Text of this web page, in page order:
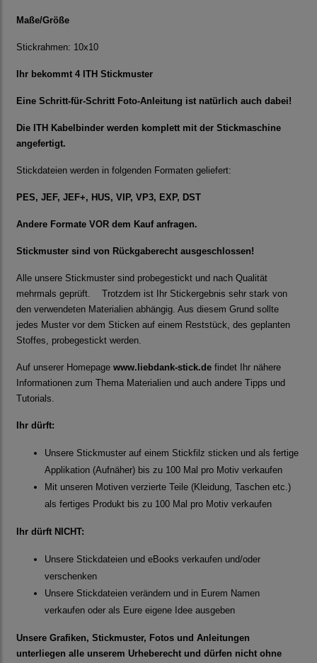
Maße/Größe
Stickrahmen: 10x10
Ihr bekommt 4 ITH Stickmuster
Eine Schritt-für-Schritt Foto-Anleitung ist natürlich auch dabei!
Die ITH Kabelbinder werden komplett mit der Stickmaschine
angefertigt.
Stickdateien werden in folgenden Formaten geliefert:
PES, JEF, JEF+, HUS, VIP, VP3, EXP, DST
Andere Formate VOR dem Kauf anfragen.
Stickmuster sind von Rückgaberecht ausgeschlossen!
Alle unsere Stickmuster sind probegestickt und nach Qualität
mehrmals geprüft. Trotzdem ist Ihr Stickergebnis sehr stark von
den verwendeten Materialien abhängig. Aus diesem Grund sollte
jedes Muster vor dem Sticken auf einem Reststück, des geplanten
Stoffes, probegestickt werden.
Auf unserer Homepage www.liebdank-stick.de findet Ihr nähere
Informationen zum Thema Materialien und auch andere Tipps und
Tutorials.
Ihr dürft:
Unsere Stickmuster auf einem Stickfilz sticken und als fertige
Applikation (Aufnäher) bis zu 100 Mal pro Motiv verkaufen
Mit unseren Motiven verzierte Teile (Kleidung, Taschen etc.)
als fertiges Produkt bis zu 100 Mal pro Motiv verkaufen
Ihr dürft NICHT:
Unsere Stickdateien und eBooks verkaufen und/oder
verschenken
Unsere Stickdateien verändern und in Eurem Namen
verkaufen oder als Eure eigene Idee ausgeben
Unsere Grafiken, Stickmuster, Fotos und Anleitungen
unterliegen alle unserem Urheberecht und dürfen nicht ohne